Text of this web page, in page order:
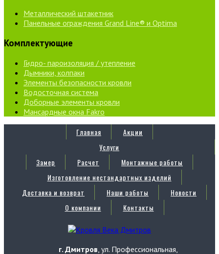
Металлический штакетник
Панельные ограждения Grand Line® и Optima
Комплектующие
Гидро- пароизоляция / утепление
Дымники, колпаки
Элементы безопасности кровли
Водосточная система
Доборные элементы кровли
Мансардные окна Fakro
Главная
Акции
Услуги
Замер
Расчет
Монтажные работы
Изготовление нестандартных изделий
Доставка и возврат
Наши работы
Новости
О компании
Контакты
г. Дмитров , ул. Профессиональная,